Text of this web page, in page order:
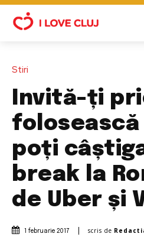
Stiri
Invită-ți
folosească
poți
break la
de Uber și
1 februarie 2017 scris de